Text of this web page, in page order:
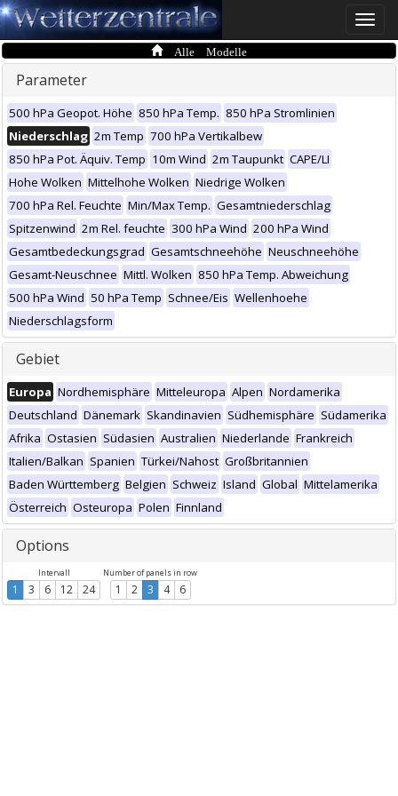
Toggle
Alle Modelle
Parameter
500 hPa Geopot. Höhe 850 hPa Temp. 850 hPa Stromlinien
Niederschlag 2m Temp 700 hPa Vertikalbew
850 hPa Pot. Äquiv. Temp 10m Wind 2m Taupunkt CAPE/LI
Hohe Wolken Mittelhohe Wolken Niedrige Wolken
700 hPa Rel. Feuchte Min/Max Temp. Gesamtniederschlag
Spitzenwind 2m Rel. feuchte 300 hPa Wind 200 hPa Wind
Gesamtbedeckungsgrad Gesamtschneehöhe Neuschneehöhe
Gesamt-Neuschnee Mittl. Wolken 850 hPa Temp. Abweichung
500 hPa Wind 50 hPa Temp Schnee/Eis Wellenhoehe
Niederschlagsform
Gebiet
Europa Nordhemisphäre Mitteleuropa Alpen Nordamerika
Deutschland Dänemark Skandinavien Südhemisphäre Südamerika
Afrika Ostasien Südasien Australien Niederlande Frankreich
Italien/Balkan Spanien Türkei/Nahost Großbritannien
Baden Württemberg Belgien Schweiz Island Global Mittelamerika
Österreich Osteuropa Polen Finnland
Options
Intervall
1 3 6 12 24
Number of panels in row
1 2 3 4 6